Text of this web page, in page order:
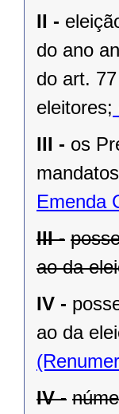
II -
do ano
do art.
eleitores;
III - os
Emenda
III -
ao da
IV -
ao da
IV -